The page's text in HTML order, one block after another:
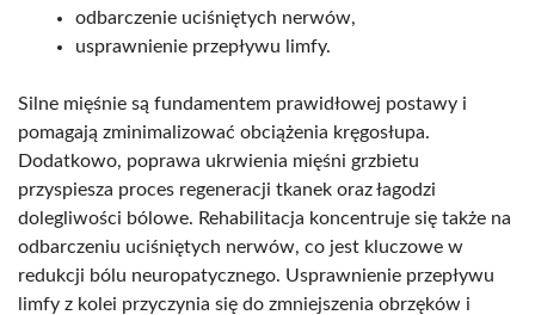
odbarczenie uciśniętych nerwów,
usprawnienie przepływu limfy.
Silne mięśnie są fundamentem prawidłowej postawy i
pomagają zminimalizować obciążenia kręgosłupa.
Dodatkowo, poprawa ukrwienia mięśni grzbietu
przyspiesza proces regeneracji tkanek oraz łagodzi
dolegliwości bólowe. Rehabilitacja koncentruje się także na
odbarczeniu uciśniętych nerwów, co jest kluczowe w
redukcji bólu neuropatycznego. Usprawnienie przepływu
limfy z kolei przyczynia się do zmniejszenia obrzęków i